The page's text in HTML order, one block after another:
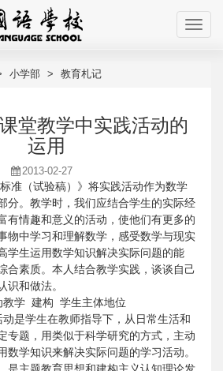
小学部 教育札记
堂教学中实践活动的
运用
2013-02-27
标准（试验稿）》将实践活动作为数学
分。教学时，我们应结合学生的实际经
有情趣和意义的活动，使他们有更多的
物中学习和理解数学，感受数学与现实
学生运用数学知识解决实际问题的能
合素质。本人结合教学实践，谈谈自己
识和做法。
教学 建构 学生主体地位
是学生在教师指导下，从日常生活和
专题，用类似于科学研究的方式，主动
数学知识来解决实际问题的学习活动。